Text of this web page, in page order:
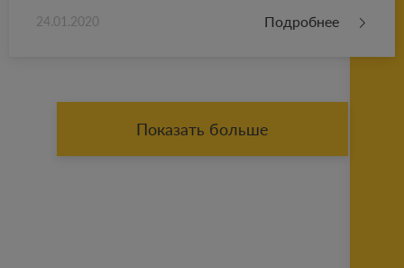
24.01.2020 Подробнее
Показать больше